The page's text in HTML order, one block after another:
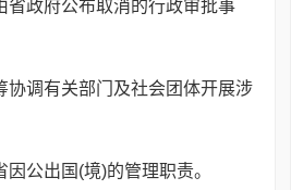
政府公布取消的行政审批事
调有关部门及社会团体开展涉
公出国(境)的管理职责。